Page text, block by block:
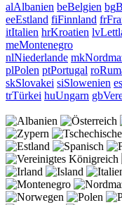
alAlbanien beBelgien bg
eeEstland fiFinnland fr
itItalien hrKroatien lv
meMontenegro
nlNiederlande mk
plPolen ptPortugal ro
skSlovakei siSlowenien es
trTürkei huUngarn gb